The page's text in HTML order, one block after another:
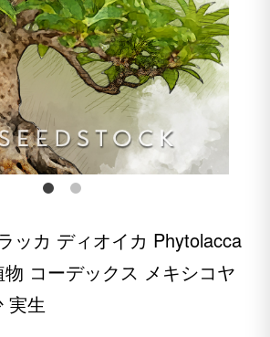
ッカ ディオイカ Phytolacca
コーデックス メキシコヤ
実生